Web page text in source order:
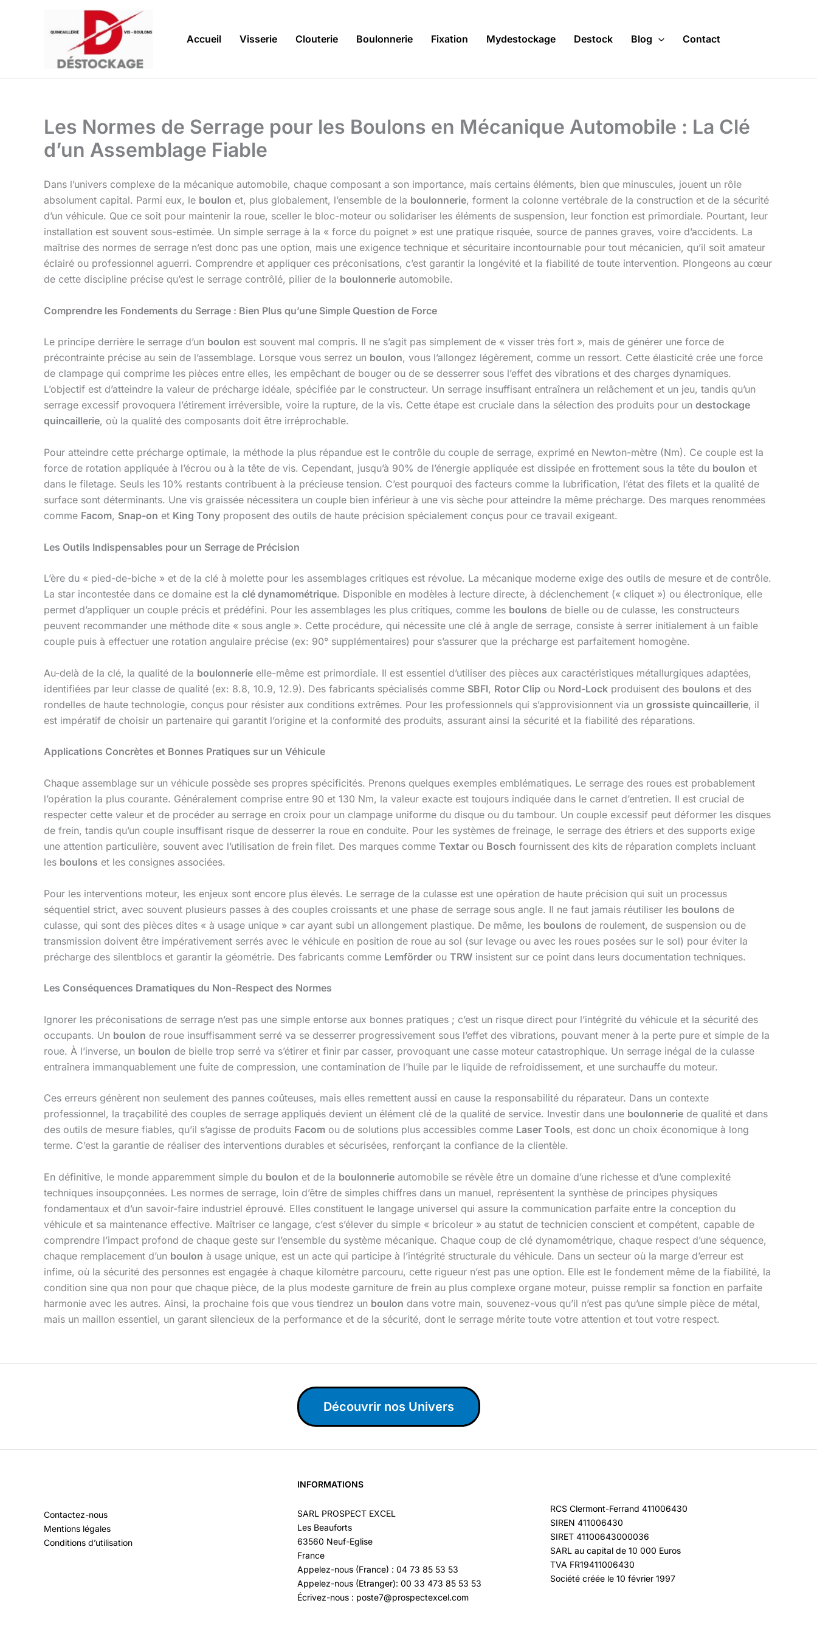
Accueil Visserie Clouterie Boulonnerie Fixation Mydestockage Destock Blog Contact
Les Normes de Serrage pour les Boulons en Mécanique Automobile : La Clé
d’un Assemblage Fiable
Dans l’univers complexe de la mécanique automobile, chaque composant a son importance, mais certains éléments, bien que minuscules, jouent un rôle
absolument capital. Parmi eux, le boulon et, plus globalement, l’ensemble de la boulonnerie, forment la colonne vertébrale de la construction et de la sécurité
d’un véhicule. Que ce soit pour maintenir la roue, sceller le bloc-moteur ou solidariser les éléments de suspension, leur fonction est primordiale. Pourtant, leur
installation est souvent sous-estimée. Un simple serrage à la « force du poignet » est une pratique risquée, source de pannes graves, voire d’accidents. La
maîtrise des normes de serrage n’est donc pas une option, mais une exigence technique et sécuritaire incontournable pour tout mécanicien, qu’il soit amateur
éclairé ou professionnel aguerri. Comprendre et appliquer ces préconisations, c’est garantir la longévité et la fiabilité de toute intervention. Plongeons au cœur
de cette discipline précise qu’est le serrage contrôlé, pilier de la boulonnerie automobile.
Comprendre les Fondements du Serrage : Bien Plus qu’une Simple Question de Force
Le principe derrière le serrage d’un boulon est souvent mal compris. Il ne s’agit pas simplement de « visser très fort », mais de générer une force de
précontrainte précise au sein de l’assemblage. Lorsque vous serrez un boulon, vous l’allongez légèrement, comme un ressort. Cette élasticité crée une force
de clampage qui comprime les pièces entre elles, les empêchant de bouger ou de se desserrer sous l’effet des vibrations et des charges dynamiques.
L’objectif est d’atteindre la valeur de précharge idéale, spécifiée par le constructeur. Un serrage insuffisant entraînera un relâchement et un jeu, tandis qu’un
serrage excessif provoquera l’étirement irréversible, voire la rupture, de la vis. Cette étape est cruciale dans la sélection des produits pour un destockage
quincaillerie, où la qualité des composants doit être irréprochable.
Pour atteindre cette précharge optimale, la méthode la plus répandue est le contrôle du couple de serrage, exprimé en Newton-mètre (Nm). Ce couple est la
force de rotation appliquée à l’écrou ou à la tête de vis. Cependant, jusqu’à 90% de l’énergie appliquée est dissipée en frottement sous la tête du boulon et
dans le filetage. Seuls les 10% restants contribuent à la précieuse tension. C’est pourquoi des facteurs comme la lubrification, l’état des filets et la qualité de
surface sont déterminants. Une vis graissée nécessitera un couple bien inférieur à une vis sèche pour atteindre la même précharge. Des marques renommées
comme Facom, Snap-on et King Tony proposent des outils de haute précision spécialement conçus pour ce travail exigeant.
Les Outils Indispensables pour un Serrage de Précision
L’ère du « pied-de-biche » et de la clé à molette pour les assemblages critiques est révolue. La mécanique moderne exige des outils de mesure et de contrôle.
La star incontestée dans ce domaine est la clé dynamométrique. Disponible en modèles à lecture directe, à déclenchement (« cliquet ») ou électronique, elle
permet d’appliquer un couple précis et prédéfini. Pour les assemblages les plus critiques, comme les boulons de bielle ou de culasse, les constructeurs
peuvent recommander une méthode dite « sous angle ». Cette procédure, qui nécessite une clé à angle de serrage, consiste à serrer initialement à un faible
couple puis à effectuer une rotation angulaire précise (ex: 90° supplémentaires) pour s’assurer que la précharge est parfaitement homogène.
Au-delà de la clé, la qualité de la boulonnerie elle-même est primordiale. Il est essentiel d’utiliser des pièces aux caractéristiques métallurgiques adaptées,
identifiées par leur classe de qualité (ex: 8.8, 10.9, 12.9). Des fabricants spécialisés comme SBFI, Rotor Clip ou Nord-Lock produisent des boulons et des
rondelles de haute technologie, conçus pour résister aux conditions extrêmes. Pour les professionnels qui s’approvisionnent via un grossiste quincaillerie, il
est impératif de choisir un partenaire qui garantit l’origine et la conformité des produits, assurant ainsi la sécurité et la fiabilité des réparations.
Applications Concrètes et Bonnes Pratiques sur un Véhicule
Chaque assemblage sur un véhicule possède ses propres spécificités. Prenons quelques exemples emblématiques. Le serrage des roues est probablement
l’opération la plus courante. Généralement comprise entre 90 et 130 Nm, la valeur exacte est toujours indiquée dans le carnet d’entretien. Il est crucial de
respecter cette valeur et de procéder au serrage en croix pour un clampage uniforme du disque ou du tambour. Un couple excessif peut déformer les disques
de frein, tandis qu’un couple insuffisant risque de desserrer la roue en conduite. Pour les systèmes de freinage, le serrage des étriers et des supports exige
une attention particulière, souvent avec l’utilisation de frein filet. Des marques comme Textar ou Bosch fournissent des kits de réparation complets incluant
les boulons et les consignes associées.
Pour les interventions moteur, les enjeux sont encore plus élevés. Le serrage de la culasse est une opération de haute précision qui suit un processus
séquentiel strict, avec souvent plusieurs passes à des couples croissants et une phase de serrage sous angle. Il ne faut jamais réutiliser les boulons de
culasse, qui sont des pièces dites « à usage unique » car ayant subi un allongement plastique. De même, les boulons de roulement, de suspension ou de
transmission doivent être impérativement serrés avec le véhicule en position de roue au sol (sur levage ou avec les roues posées sur le sol) pour éviter la
précharge des silentblocs et garantir la géométrie. Des fabricants comme Lemförder ou TRW insistent sur ce point dans leurs documentation techniques.
Les Conséquences Dramatiques du Non-Respect des Normes
Ignorer les préconisations de serrage n’est pas une simple entorse aux bonnes pratiques ; c’est un risque direct pour l’intégrité du véhicule et la sécurité des
occupants. Un boulon de roue insuffisamment serré va se desserrer progressivement sous l’effet des vibrations, pouvant mener à la perte pure et simple de la
roue. À l’inverse, un boulon de bielle trop serré va s’étirer et finir par casser, provoquant une casse moteur catastrophique. Un serrage inégal de la culasse
entraînera immanquablement une fuite de compression, une contamination de l’huile par le liquide de refroidissement, et une surchauffe du moteur.
Ces erreurs génèrent non seulement des pannes coûteuses, mais elles remettent aussi en cause la responsabilité du réparateur. Dans un contexte
professionnel, la traçabilité des couples de serrage appliqués devient un élément clé de la qualité de service. Investir dans une boulonnerie de qualité et dans
des outils de mesure fiables, qu’il s’agisse de produits Facom ou de solutions plus accessibles comme Laser Tools, est donc un choix économique à long
terme. C’est la garantie de réaliser des interventions durables et sécurisées, renforçant la confiance de la clientèle.
En définitive, le monde apparemment simple du boulon et de la boulonnerie automobile se révèle être un domaine d’une richesse et d’une complexité
techniques insoupçonnées. Les normes de serrage, loin d’être de simples chiffres dans un manuel, représentent la synthèse de principes physiques
fondamentaux et d’un savoir-faire industriel éprouvé. Elles constituent le langage universel qui assure la communication parfaite entre la conception du
véhicule et sa maintenance effective. Maîtriser ce langage, c’est s’élever du simple « bricoleur » au statut de technicien conscient et compétent, capable de
comprendre l’impact profond de chaque geste sur l’ensemble du système mécanique. Chaque coup de clé dynamométrique, chaque respect d’une séquence,
chaque remplacement d’un boulon à usage unique, est un acte qui participe à l’intégrité structurale du véhicule. Dans un secteur où la marge d’erreur est
infime, où la sécurité des personnes est engagée à chaque kilomètre parcouru, cette rigueur n’est pas une option. Elle est le fondement même de la fiabilité, la
condition sine qua non pour que chaque pièce, de la plus modeste garniture de frein au plus complexe organe moteur, puisse remplir sa fonction en parfaite
harmonie avec les autres. Ainsi, la prochaine fois que vous tiendrez un boulon dans votre main, souvenez-vous qu’il n’est pas qu’une simple pièce de métal,
mais un maillon essentiel, un garant silencieux de la performance et de la sécurité, dont le serrage mérite toute votre attention et tout votre respect.
Découvrir nos Univers
Contactez-nous
Mentions légales
Conditions d’utilisation
INFORMATIONS
SARL PROSPECT EXCEL
Les Beauforts
63560 Neuf-Eglise
France
Appelez-nous (France) : 04 73 85 53 53
Appelez-nous (Etranger): 00 33 473 85 53 53
Écrivez-nous : poste7@prospectexcel.com
RCS Clermont-Ferrand 411006430
SIREN 411006430
SIRET 41100643000036
SARL au capital de 10 000 Euros
TVA FR19411006430
Société créée le 10 février 1997